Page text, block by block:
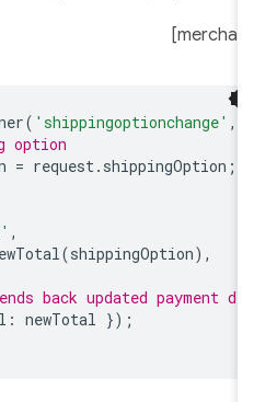
('shippingoptionchange'
option
= request.shippingOption
(shippingOption
back updated payment
: newTotal